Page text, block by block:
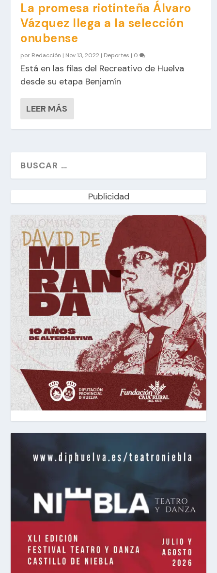
La promesa riotinteña Álvaro
Vázquez llega a la selección
onubense
por Redacción | Nov 13, 2022 | Deportes | 0
Está en las filas del Recreativo de Huelva
desde su etapa Benjamín
LEER MÁS
Publicidad